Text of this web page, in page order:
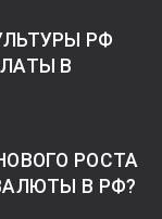
РФ
В
РОСТА
В РФ?